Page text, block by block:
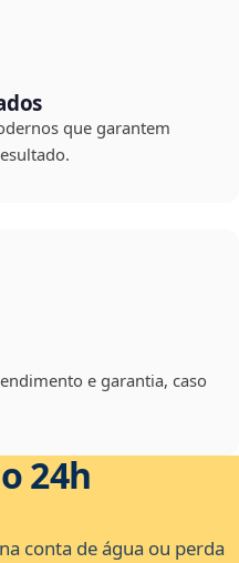
que garantem
e garantia, caso
24h
conta de água ou perda